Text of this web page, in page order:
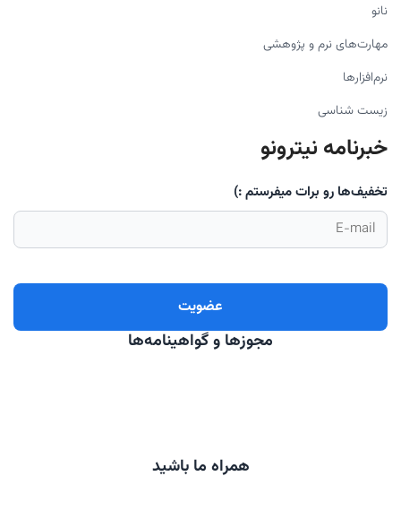
نانو
مهارت‌های نرم و پژوهشی
نرم‌افزارها
زیست شناسی
خبرنامه نیترونو
تخفیف‌ها رو برات میفرستم :)
مجوزها و گواهینامه‌ها
همراه ما باشید